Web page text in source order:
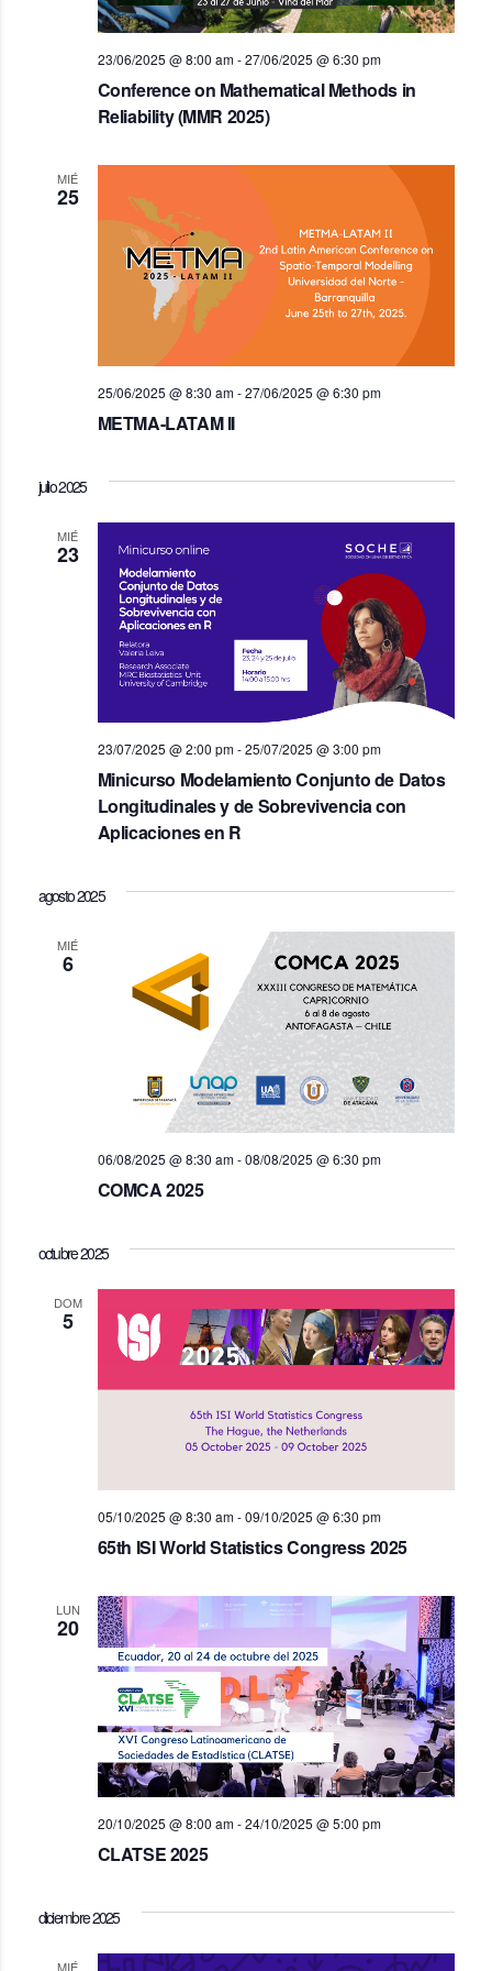
Conference on Mathematical Methods in
Reliability (MMR 2025)
23/06/2025 @ 8:00 am-27/06/2025 @ 6:30 pm
MIÉ
25
METMA-LATAM II
25/06/2025 @ 8:30 am-27/06/2025 @ 6:30 pm
julio 2025
MIÉ
23
Minicurso Modelamiento Conjunto de Datos
Longitudinales y de Sobrevivencia con
Aplicaciones en R
23/07/2025 @ 2:00 pm-25/07/2025 @ 3:00 pm
agosto 2025
MIÉ
6
COMCA 2025
06/08/2025 @ 8:30 am-08/08/2025 @ 6:30 pm
octubre 2025
DOM
5
65th ISI World Statistics Congress 2025
05/10/2025 @ 8:30 am-09/10/2025 @ 6:30 pm
LUN
20
CLATSE 2025
20/10/2025 @ 8:00 am-24/10/2025 @ 5:00 pm
diciembre 2025
MIÉ